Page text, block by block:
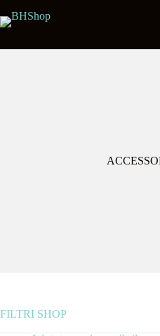
FILTRI SHOP